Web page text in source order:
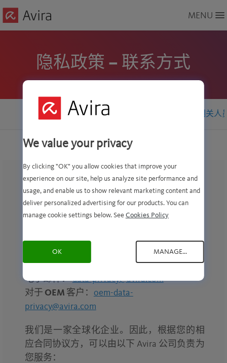
to
Main
MENU
隐私政策 – 联系方式
主页 相关人
您可以通过以下方式联系我们整个 Avira 集团
的数据保护官：
Dublin 2
Ireland D02VN24
电子邮件：data-privacy@avira.com
对于 OEM 客户： oem-data-
privacy@avira.com
我们是一家全球化企业。因此，根据您的相
应合同协议方，可以由以下 Avira 公司负责为
您服务：
We value your privacy
By clicking "OK" you allow cookies that improve your
experience on our site, help us analyze site performance and
usage, and enable us to show relevant marketing content and
deliver personalized advertising for our products. You can
manage cookie settings below. See Cookies Policy
OK MANAGE...